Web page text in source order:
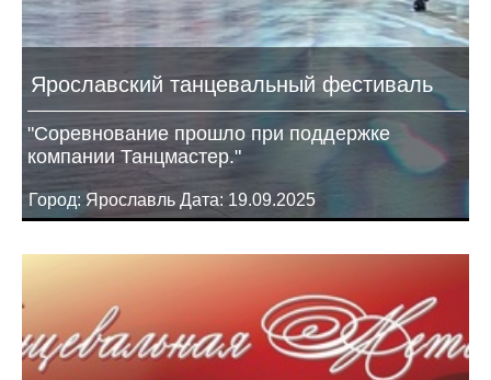
Ярославский танцевальный фестиваль
"Соревнование прошло при поддержке
компании Танцмастер."
Город: Ярославль Дата: 19.09.2025